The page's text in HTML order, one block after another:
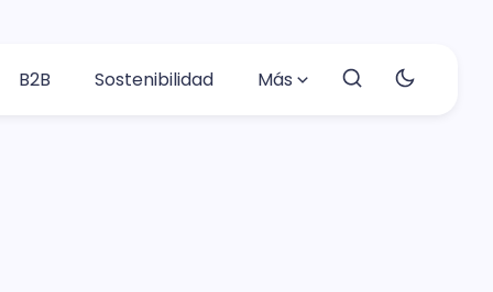
B2B Sostenibilidad Más